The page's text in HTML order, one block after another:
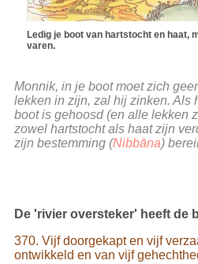
Ledig je boot van hartstocht en haat,
varen.
Monnik, in je boot moet zich
lekken in zijn, zal hij zinken. Als
boot is gehoosd (en alle lekken
zowel hartstocht als haat zijn
zijn bestemming (Nibbāna)
De 'rivier oversteker' heeft de
370. Vijf doorgekapt en vijf
ontwikkeld en van vijf